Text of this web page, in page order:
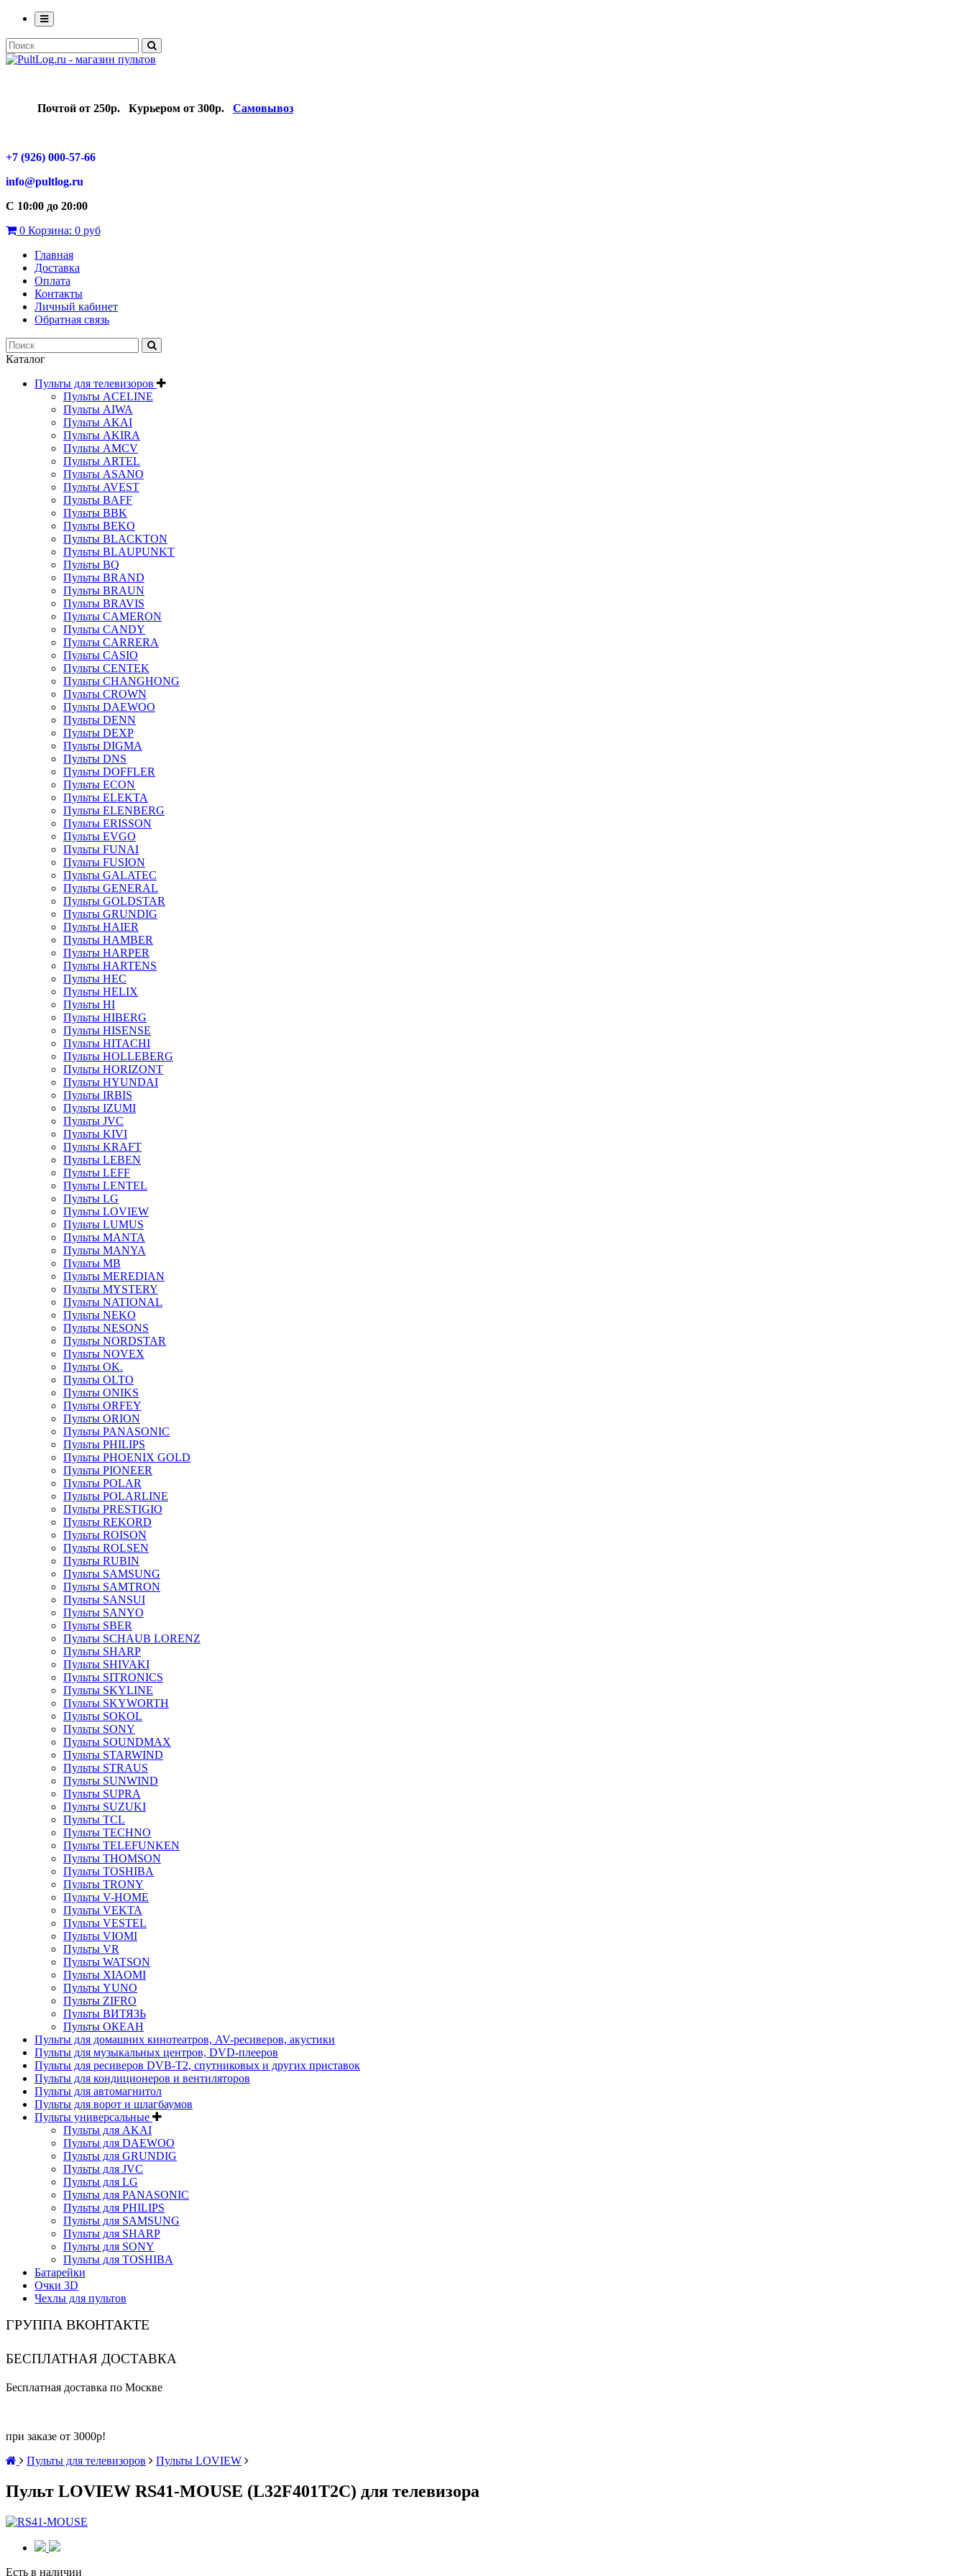
Почтой от 250р. Курьером от 300р. Самовывоз
+7 (926) 000-57-66
info@pultlog.ru
С 10:00 до 20:00
0 Корзина: 0 руб
Главная
Доставка
Оплата
Контакты
Личный кабинет
Обратная связь
Каталог
Пульты для телевизоров
Пульты ACELINE
Пульты AIWA
Пульты AKAI
Пульты AKIRA
Пульты AMCV
Пульты ARTEL
Пульты ASANO
Пульты AVEST
Пульты BAFF
Пульты BBK
Пульты BEKO
Пульты BLACKTON
Пульты BLAUPUNKT
Пульты BQ
Пульты BRAND
Пульты BRAUN
Пульты BRAVIS
Пульты CAMERON
Пульты CANDY
Пульты CARRERA
Пульты CASIO
Пульты CENTEK
Пульты CHANGHONG
Пульты CROWN
Пульты DAEWOO
Пульты DENN
Пульты DEXP
Пульты DIGMA
Пульты DNS
Пульты DOFFLER
Пульты ECON
Пульты ELEKTA
Пульты ELENBERG
Пульты ERISSON
Пульты EVGO
Пульты FUNAI
Пульты FUSION
Пульты GALATEC
Пульты GENERAL
Пульты GOLDSTAR
Пульты GRUNDIG
Пульты HAIER
Пульты HAMBER
Пульты HARPER
Пульты HARTENS
Пульты HEC
Пульты HELIX
Пульты HI
Пульты HIBERG
Пульты HISENSE
Пульты HITACHI
Пульты HOLLEBERG
Пульты HORIZONT
Пульты HYUNDAI
Пульты IRBIS
Пульты IZUMI
Пульты JVC
Пульты KIVI
Пульты KRAFT
Пульты LEBEN
Пульты LEFF
Пульты LENTEL
Пульты LG
Пульты LOVIEW
Пульты LUMUS
Пульты MANTA
Пульты MANYA
Пульты MB
Пульты MEREDIAN
Пульты MYSTERY
Пульты NATIONAL
Пульты NEKO
Пульты NESONS
Пульты NORDSTAR
Пульты NOVEX
Пульты OK.
Пульты OLTO
Пульты ONIKS
Пульты ORFEY
Пульты ORION
Пульты PANASONIC
Пульты PHILIPS
Пульты PHOENIX GOLD
Пульты PIONEER
Пульты POLAR
Пульты POLARLINE
Пульты PRESTIGIO
Пульты REKORD
Пульты ROISON
Пульты ROLSEN
Пульты RUBIN
Пульты SAMSUNG
Пульты SAMTRON
Пульты SANSUI
Пульты SANYO
Пульты SBER
Пульты SCHAUB LORENZ
Пульты SHARP
Пульты SHIVAKI
Пульты SITRONICS
Пульты SKYLINE
Пульты SKYWORTH
Пульты SOKOL
Пульты SONY
Пульты SOUNDMAX
Пульты STARWIND
Пульты STRAUS
Пульты SUNWIND
Пульты SUPRA
Пульты SUZUKI
Пульты TCL
Пульты TECHNO
Пульты TELEFUNKEN
Пульты THOMSON
Пульты TOSHIBA
Пульты TRONY
Пульты V-HOME
Пульты VEKTA
Пульты VESTEL
Пульты VIOMI
Пульты VR
Пульты WATSON
Пульты XIAOMI
Пульты YUNO
Пульты ZIFRO
Пульты ВИТЯЗЬ
Пульты ОКЕАН
Пульты для домашних кинотеатров, AV-ресиверов, акустики
Пульты для музыкальных центров, DVD-плееров
Пульты для ресиверов DVB-T2, спутниковых и других приставок
Пульты для кондиционеров и вентиляторов
Пульты для автомагнитол
Пульты для ворот и шлагбаумов
Пульты универсальные
Пульты для AKAI
Пульты для DAEWOO
Пульты для GRUNDIG
Пульты для JVC
Пульты для LG
Пульты для PANASONIC
Пульты для PHILIPS
Пульты для SAMSUNG
Пульты для SHARP
Пульты для SONY
Пульты для TOSHIBA
Батарейки
Очки 3D
Чехлы для пультов
ГРУППА ВКОНТАКТЕ
БЕСПЛАТНАЯ ДОСТАВКА
Бесплатная доставка по Москве
при заказе от 3000р!
Пульты для телевизоров
Пульты LOVIEW
Пульт LOVIEW RS41-MOUSE (L32F401T2C) для телевизора
Есть в наличии